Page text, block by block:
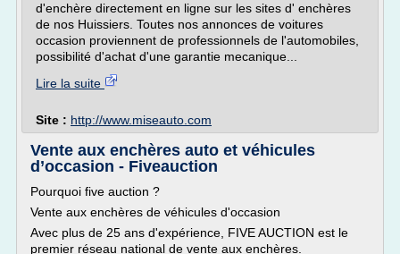
d'enchère directement en ligne sur les sites d' enchères
de nos Huissiers. Toutes nos annonces de voitures
occasion proviennent de professionnels de l'automobiles,
possibilité d'achat d'une garantie mecanique...
Lire la suite
Site : http://www.miseauto.com
Vente aux enchères auto et véhicules
d’occasion - Fiveauction
Pourquoi five auction ?
Vente aux enchères de véhicules d'occasion
Avec plus de 25 ans d'expérience, FIVE AUCTION est le
premier réseau national de vente aux enchères.